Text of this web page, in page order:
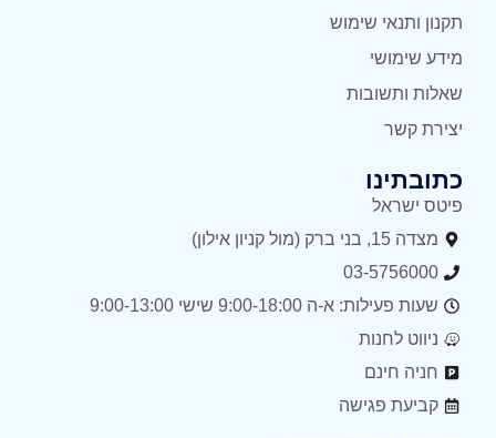
תקנון ותנאי שימוש
מידע שימושי
שאלות ותשובות
יצירת קשר
כתובתינו
פיטס ישראל
מצדה 15, בני ברק (מול קניון אילון)
03-5756000
שעות פעילות: א-ה 9:00-18:00 שישי 9:00-13:00
ניווט לחנות
חניה חינם
קביעת פגישה